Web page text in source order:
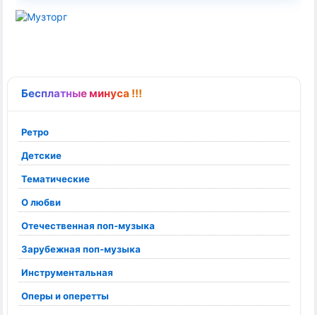
Бесплатные минуса !!!
Ретро
Детские
Тематические
О любви
Отечественная поп-музыка
Зарубежная поп-музыка
Инструментальная
Оперы и оперетты